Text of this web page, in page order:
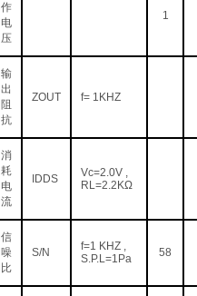
作
电
压
1
输
出
阻
抗
ZOUT f= 1KHZ
消
耗
电
流
IDDS
Vc=2.0V ,
RL=2.2KΩ
信
噪
比
S/N
f=1 KHZ ,
S.P.L=1Pa
58